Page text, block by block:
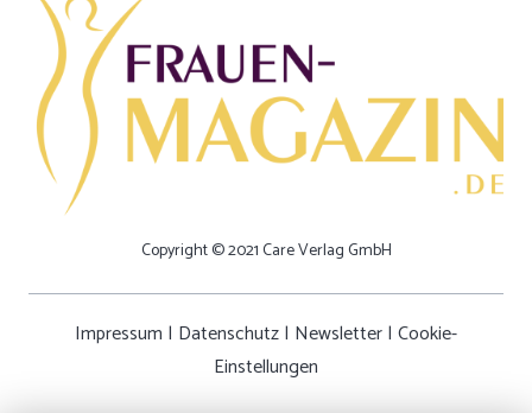
Copyright © 2021 Care Verlag GmbH
Impressum | Datenschutz| Newsletter| Cookie-
Einstellungen